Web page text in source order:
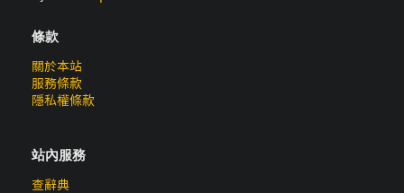
條款
關於本站
服務條款
隱私權條款
站內服務
查辭典